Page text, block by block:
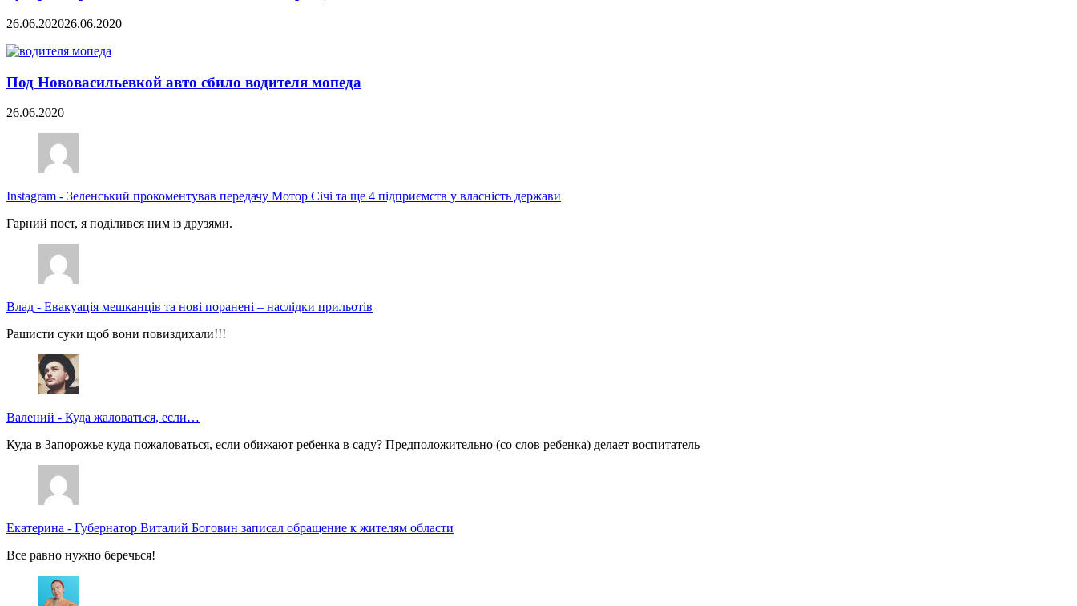
26.06.202026.06.2020
Под Нововасильевкой авто сбило водителя мопеда
26.06.2020
Instagram - Зеленський прокоментував передачу Мотор Січі та ще 4 підприємств у власність держави
Гарний пост, я поділився ним із друзями.
Влад - Евакуація мешканців та нові поранені – наслідки прильотів
Рашисти суки щоб вони повиздихали!!!
Валений - Куда жаловаться, если…
Куда в Запорожье куда пожаловаться, если обижают ребенка в саду? Предположительно (со слов ребенка) делает воспитатель
Екатерина - Губернатор Виталий Боговин записал обращение к жителям области
Все равно нужно беречься!